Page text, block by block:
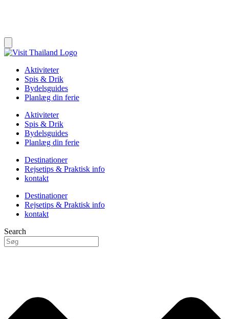
Aktiviteter
Spis & Drik
Bydelsguides
Planlæg din ferie
Aktiviteter
Spis & Drik
Bydelsguides
Planlæg din ferie
Destinationer
Rejsetips & Praktisk info
kontakt
Destinationer
Rejsetips & Praktisk info
kontakt
Search